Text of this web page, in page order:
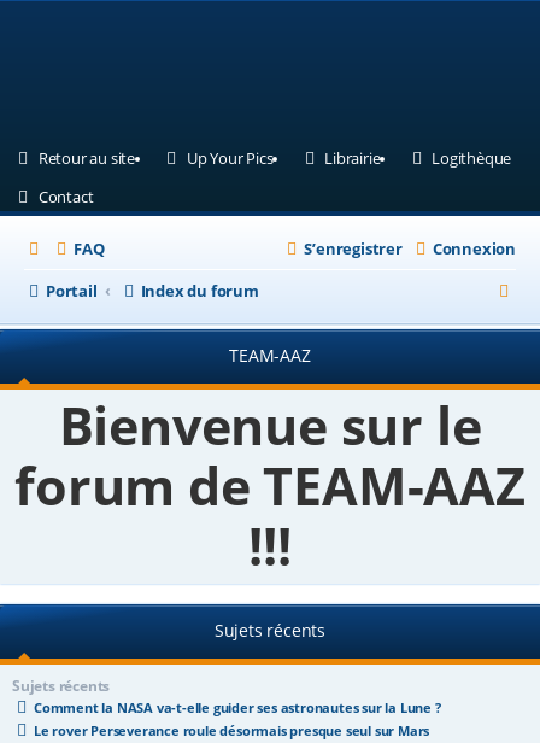
Retour au site(Ouvre un nouvel onglet)
Up Your Pics(Ouvre un nouvel onglet)
Librairie(Ouvre un nouvel
Logithèque
Contact(Ouvre un nouvel onglet)
FAQ Connexion
S’enregistrer
Portail
Index du forum
e
h
r
c
r
TEAM-AAZ
Bienvenue sur le
forum de TEAM-AAZ
!!!
Sujets récents
Sujets récents
Comment la NASA va-t-elle guider ses astronautes sur la Lune ?
Le rover Perseverance roule désormais presque seul sur Mars